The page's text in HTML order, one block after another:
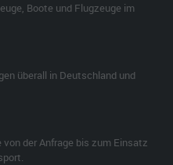
Boote und Flugzeuge im
überall in Deutschland und
der Anfrage bis zum Einsatz